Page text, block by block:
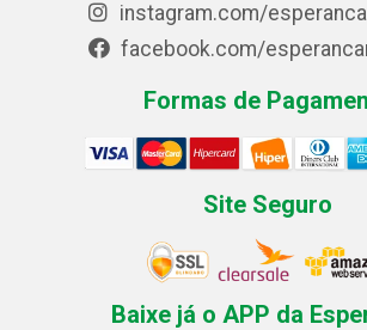
instagram.com/
facebook.com/
Formas de
Site Seguro
Baixe já o APP da